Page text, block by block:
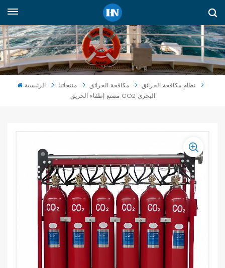
العربية
English
русский
español
الرئيسية منتجاتنا مكافحة الحرائق
نظام مكافحة الحرائق
مصنع إطفاء الحريق CO2 البحري